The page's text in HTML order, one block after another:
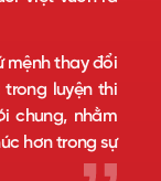
mệnh thay đổi
luyện thi
chung, nhằm
hơn trong sự